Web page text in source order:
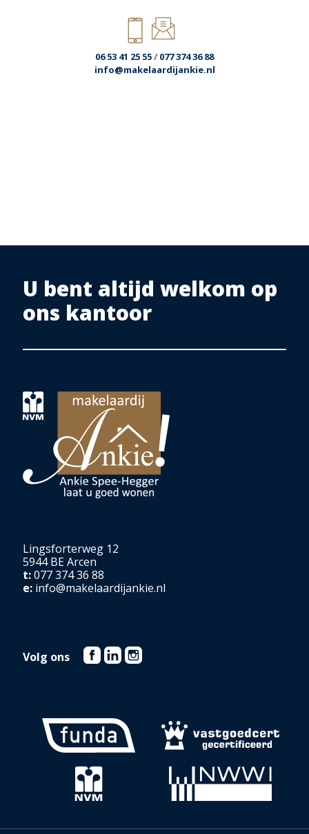
06 53 41 25 55/077 374 36 88
info@makelaardijankie.nl
U bent altijd welkom op
ons kantoor
Lingsforterweg 12
5944 BE Arcen
t:077 374 36 88
e: info@makelaardijankie.nl
Volg ons